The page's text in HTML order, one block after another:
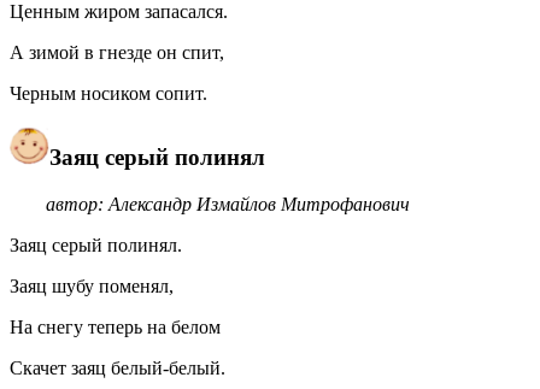
Ценным жиром запасался.
А зимой в гнезде он спит,
Черным носиком сопит.
Заяц серый полинял
автор: Александр Измайлов Митрофанович
Заяц серый полинял.
Заяц шубу поменял,
На снегу теперь на белом
Скачет заяц белый-белый.